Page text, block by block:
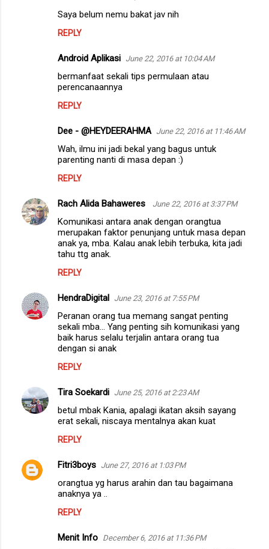
Saya belum nemu bakat jav nih
REPLY
Android Aplikasi June 22, 2016 at 10:04 AM
bermanfaat sekali tips permulaan atau
perencanaannya
REPLY
Dee - @HEYDEERAHMA June 22, 2016 at 11:46 AM
Wah, ilmu ini jadi bekal yang bagus untuk
parenting nanti di masa depan :)
REPLY
Rach Alida Bahaweres June 22, 2016 at 3:37 PM
Komunikasi antara anak dengan orangtua
merupakan faktor penunjang untuk masa depan
anak ya, mba. Kalau anak lebih terbuka, kita jadi
tahu ttg anak.
REPLY
HendraDigital June 23, 2016 at 7:55 PM
Peranan orang tua memang sangat penting
sekali mba... Yang penting sih komunikasi yang
baik harus selalu terjalin antara orang tua
dengan si anak
REPLY
Tira Soekardi June 25, 2016 at 2:23 AM
betul mbak Kania, apalagi ikatan aksih sayang
erat sekali, niscaya mentalnya akan kuat
REPLY
Fitri3boys June 27, 2016 at 1:03 PM
orangtua yg harus arahin dan tau bagaimana
anaknya ya ..
REPLY
Menit Info December 6, 2016 at 11:36 PM